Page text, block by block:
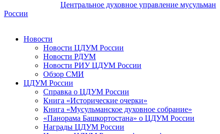
Центральное духовное управление мусульман
России
Новости
Новости ЦДУМ России
Новости РДУМ
Новости РИУ ЦДУМ России
Обзор СМИ
ЦДУМ России
Справка о ЦДУМ России
Книга «Исторические очерки»
Книга «Мусульманское духовное собрание»
«Панорама Башкортостана» о ЦДУМ России
Награды ЦДУМ России